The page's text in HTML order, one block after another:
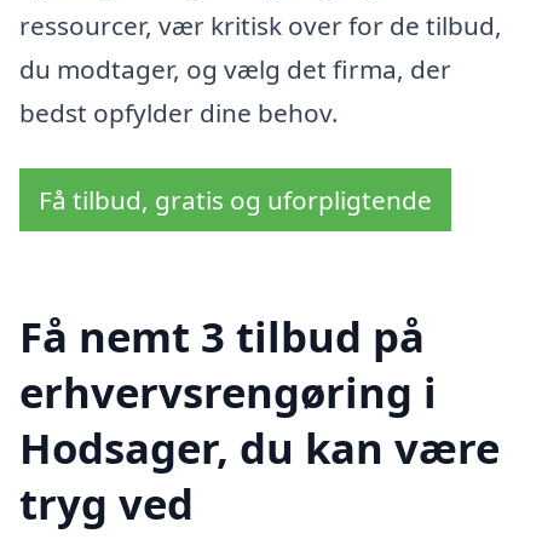
ressourcer, vær kritisk over for de tilbud,
du modtager, og vælg det firma, der
bedst opfylder dine behov.
Få tilbud, gratis og uforpligtende
Få nemt 3 tilbud på
erhvervsrengøring i
Hodsager, du kan være
tryg ved